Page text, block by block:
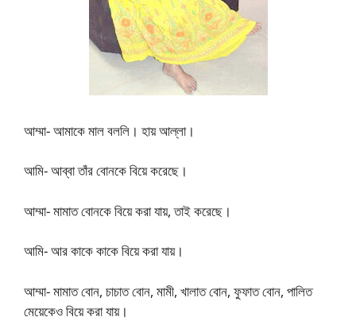
আম্মা- আমাকে মাল বললি। হায় আল্লা।
আমি- আব্বা তাঁর বোনকে বিয়ে করেছে।
আম্মা- মামাত বোনকে বিয়ে করা যায়, তাই করেছে।
আমি- আর কাকে কাকে বিয়ে করা যায়।
আম্মা- মামাত বোন, চাচাত বোন, মামী, খালাত বোন, ফুফাত বোন, পালিত
মেয়েকেও বিয়ে করা যায়।